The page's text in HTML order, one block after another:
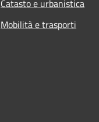
Catasto e urbanistica
Mobilità e trasporti